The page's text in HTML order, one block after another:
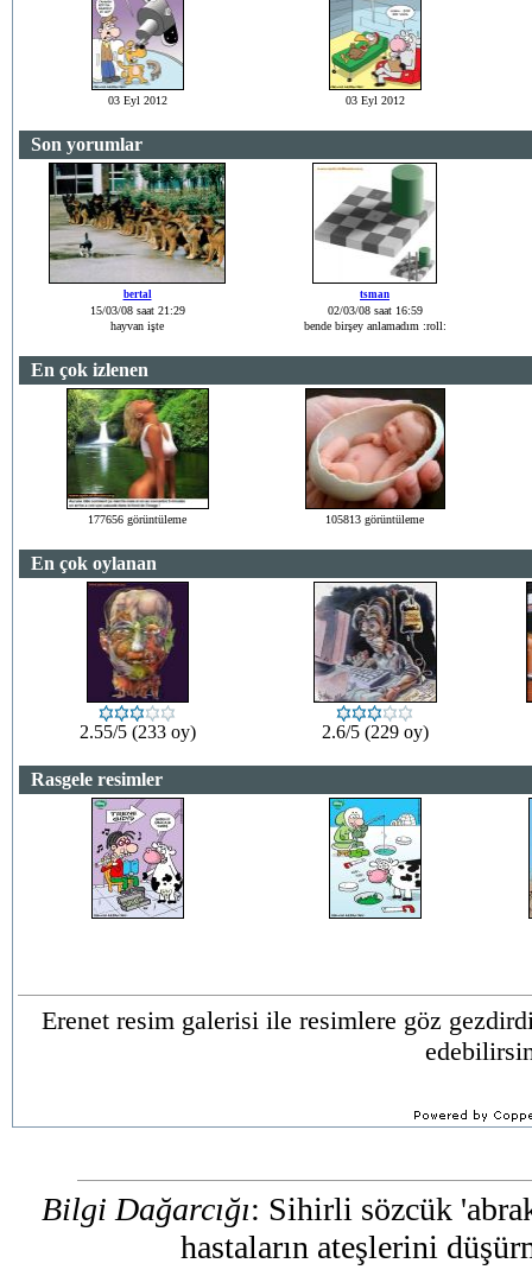
03 Eyl 2012 03 Eyl 2012
Son yorumlar
bertal
15/03/08 saat 21:29
hayvan işte
tsman
02/03/08 saat 16:59
bende birşey anlamadım :roll:
En çok izlenen
177656 görüntüleme 105813 görüntüleme
En çok oylanan
2.55/5 (233 oy) 2.6/5 (229 oy)
Rasgele resimler
Erenet resim galerisi ile resimlere göz
Bilgi Dağarcığı: Sihirli sözcük
hastaların ateşlerini